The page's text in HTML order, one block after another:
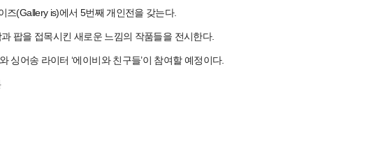
(Gallery is)에서 5번째 개인전을 갖는다.
팝을 접목시킨 새로운 느낌의 작품들을 전시한다.
싱어송 라이터 ‘에이비와 친구들’이 참여할 예정이다.